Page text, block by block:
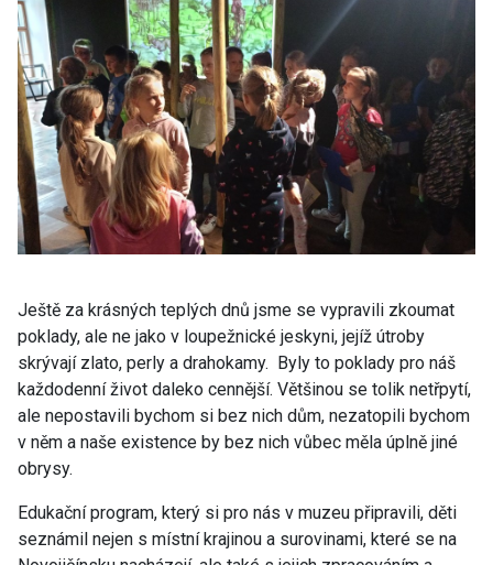
Ještě za krásných teplých dnů jsme se vypravili zkoumat
poklady, ale ne jako v loupežnické jeskyni, jejíž útroby
skrývají zlato, perly a drahokamy. Byly to poklady pro náš
každodenní život daleko cennější. Většinou se tolik netřpytí,
ale nepostavili bychom si bez nich dům, nezatopili bychom
v něm a naše existence by bez nich vůbec měla úplně jiné
obrysy.
Edukační program, který si pro nás v muzeu připravili, děti
seznámil nejen s místní krajinou a surovinami, které se na